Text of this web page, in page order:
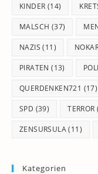
KINDER (14)
MALSCH (37)
NAZIS (11)
PIRATEN (13)
QUERDENKEN721 (17)
SPD (39) TERROR
ZENSURSULA(11)
Kategorien